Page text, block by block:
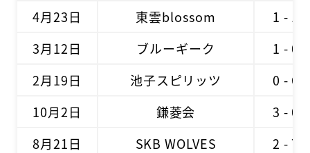
4月23日
東雲blossom
1 - 1
3月12日
ブルーギーク
1 - 0
2月19日
池子スピリッツ
0 - 6
10月2日
鎌菱会
3 - 0
8月21日
SKB WOLVES
2 - 7